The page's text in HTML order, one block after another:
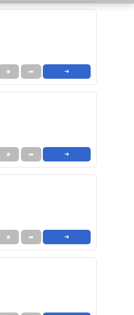
★ ➦ ➜
★ ➦ ➜
★ ➦ ➜